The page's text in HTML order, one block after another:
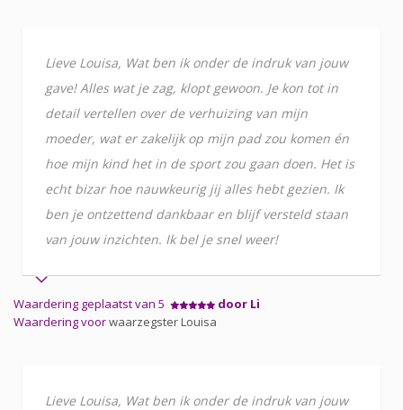
Lieve Louisa, Wat ben ik onder de indruk van jouw
gave! Alles wat je zag, klopt gewoon. Je kon tot in
detail vertellen over de verhuizing van mijn
moeder, wat er zakelijk op mijn pad zou komen én
hoe mijn kind het in de sport zou gaan doen. Het is
echt bizar hoe nauwkeurig jij alles hebt gezien. Ik
ben je ontzettend dankbaar en blijf versteld staan
van jouw inzichten. Ik bel je snel weer!
Waardering geplaatst van 5
door Li
Waardering voorwaarzegster Louisa
Lieve Louisa, Wat ben ik onder de indruk van jouw